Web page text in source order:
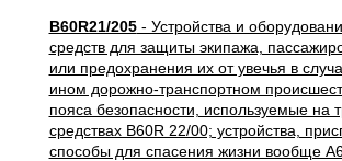
B60R21/205- Устройства и
средств для защиты экипажа,
или предохранения их от увечья в
ином дорожно-транспортном
пояса безопасности, используемые на
средствах B60R 22/00; устройства,
способы для спасения жизни вообще